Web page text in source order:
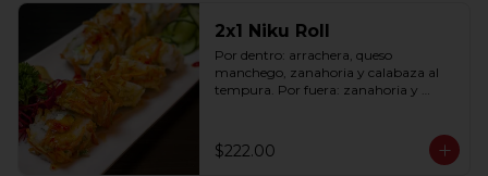
2x1 Niku Roll
Por dentro: arrachera, queso
manchego, zanahoria y calabaza al
tempura. Por fuera: zanahoria y
$222.00